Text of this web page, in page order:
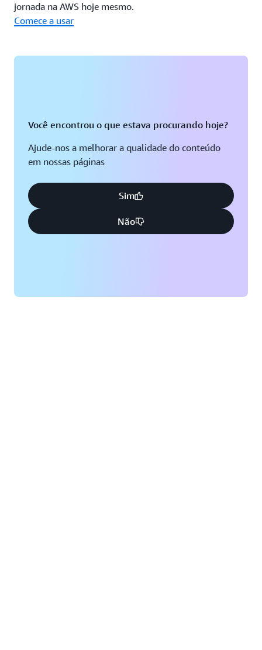
jornada na AWS hoje mesmo.
Comece a usar
Você encontrou o que estava procurando hoje?
Ajude-nos a melhorar a qualidade do conteúdo
em nossas páginas
Sim
Não